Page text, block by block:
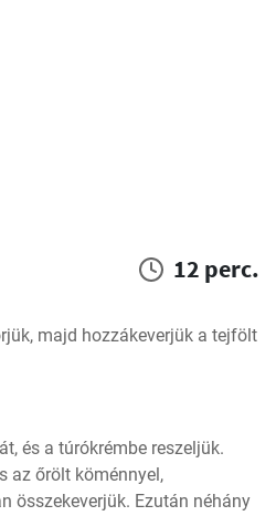
12 perc.
majd hozzákeverjük a tejfölt
és a túrókrémbe reszeljük.
az őrölt köménnyel,
összekeverjük. Ezután néhány